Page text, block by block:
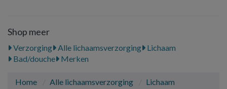
Shop meer
Verzorging Alle lichaamsverzorging
Lichaam
Bad/douche
Merken
Home Alle lichaamsverzorging
Lichaam